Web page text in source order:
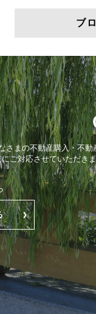
ブ
さまの不動産購入・不
ご対応させていただき